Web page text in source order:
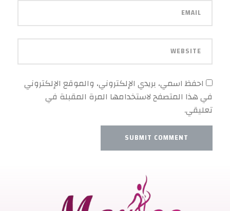
احفظ اسمي، بريدي الإلكتروني، والموقع الإلكتروني
في هذا المتصفح لاستخدامها المرة المقبلة في
تعليقي.